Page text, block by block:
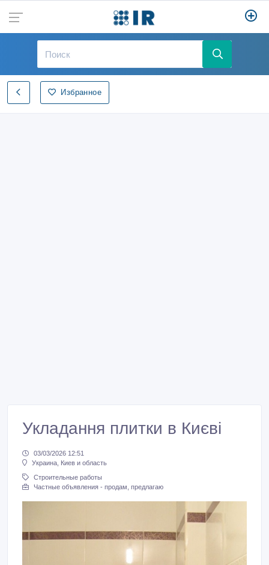
Избранное
Укладання плитки в Києві
03/03/2026 12:51
Украина, Киев и область
Строительные работы
Частные объявления - продам, предлагаю